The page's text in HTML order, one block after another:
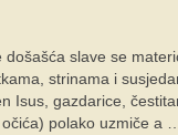
slave se
strinama i
Isus, gazdarice,
polako uzmiče a …